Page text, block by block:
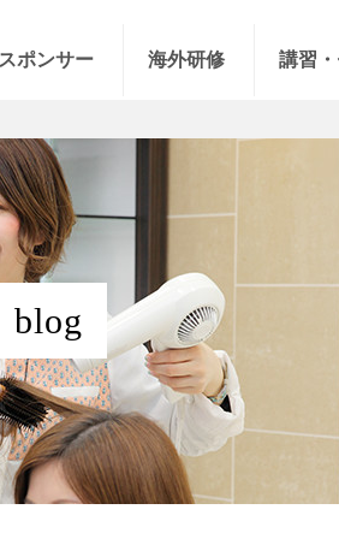
ポンサー 海外研修 講習
blog